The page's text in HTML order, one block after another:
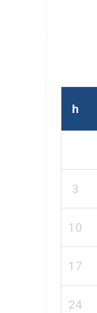
h
3
10
17
24